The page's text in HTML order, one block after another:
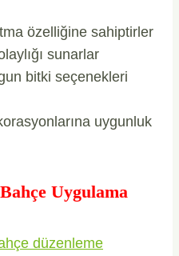
özelliğine sahiptirler
sunarlar
bitki seçenekleri
uygunluk
Uygulama
düzenleme